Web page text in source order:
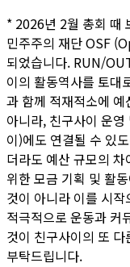
* 2026년 2월 총회 때
민주주의 재단 OSF
되었습니다. RUN/
이의 활동역사를 토대
과 함께 적재적소에
아니라, 친구사이 운
이)에도 연결될 수 있
더라도 예산 규모의
위한 모금 기획 및 활
것이 아니라 이를 시
적극적으로 운동과 커
것이 친구사이의 또
부탁드립니다.